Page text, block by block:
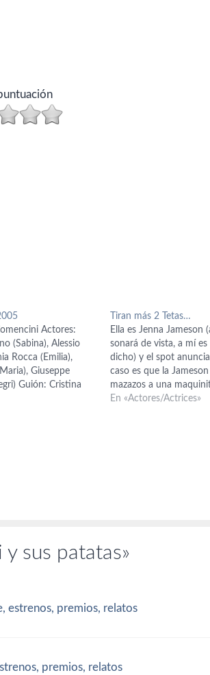
Actores:
(Sabina), Alessio
Rocca (Emilia),
Giuseppe
Guión: Cristina
Marciano, Giulia
Tiran más 2 Tetas…
Ella es Jenna Jameson
sonará de vista, a mí
dicho) y el spot
caso es que la
mazazos a una
pegarle a los topos
En «Actores/Actrices»
sus patatas»
estrenos, premios, relatos
premios, relatos